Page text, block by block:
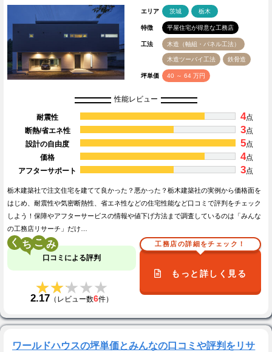
エリア 茨城 栃木
特徴 平屋住宅が得意な工務店
工法 木造（軸組・パネル工法）
木造ツーバイ工法 鉄骨造
坪単価 40 ～ 64 万円
性能レビュー
耐震性 4点
断熱/省エネ性
3点
設計の自由度
5点
価格
4点
アフターサポート
3点
栃木建築社で注文住宅を建てて良かった？悪かった？栃木建築社の実例から価格面を
はじめ、耐震性や気密断熱性、省エネ性などの住宅性能など口コミで評判をチェック
しよう！保障やアフターサービスの情報や値下げ方法まで調査しているのは「みんな
の工務店リサーチ」だけ…
く こ
口コミによる評判
★★★★★
★★★★★
2.17 （レビュー数6件）
工務店の詳細をチェック！
もっと詳しく見る
ワールドハウスの坪単価とみんなの口コミや評判をリサ